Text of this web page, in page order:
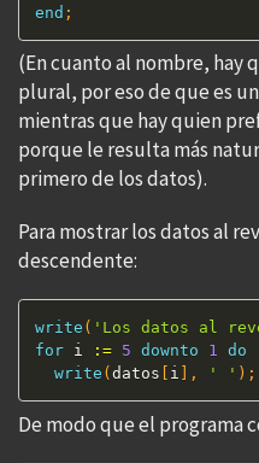
end ;
(En cuanto al nombre, hay
plural, por eso de que es
mientras que hay quien
porque le resulta más
primero de los datos).
Para mostrar los datos al
descendente:
write ( 'Los datos al
for i := 5 downto 1 do
write ( datos i , ' ' ) ;
De modo que el programa